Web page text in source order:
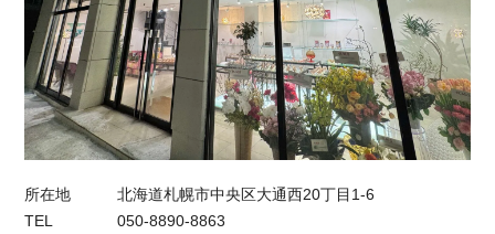
所在地
北海道札幌市中央区大通西20丁目1-6
TEL
050-8890-8863